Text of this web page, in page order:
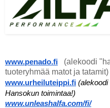
www.penado.fi
(alekoodi
tuoteryhmää matot ja tatamit)
www.urheiluteippi.fi (alekoodi
Hansokun toimintaa!)
www.unleashalfa.com/fi/